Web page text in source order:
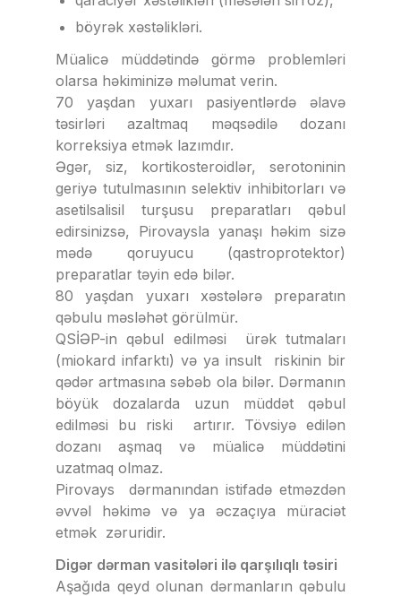
böyrək xəstəlikləri.
Müalicə müddətində görmə problemləri
olarsa həkiminizə məlumat verin.
70 yaşdan yuxarı pasiyentlərdə əlavə
təsirləri azaltmaq məqsədilə dozanı
korreksiya etmək lazımdır.
Əgər, siz, kortikosteroidlər, serotoninin
geriyə tutulmasının selektiv inhibitorları və
asetilsalisil turşusu preparatları qəbul
edirsinizsə, Pirovaysla yanaşı həkim sizə
mədə qoruyucu (qastroprotektor)
preparatlar təyin edə bilər.
80 yaşdan yuxarı xəstələrə preparatın
qəbulu məsləhət görülmür.
QSİƏP-in qəbul edilməsi ürək tutmaları
(miokard infarktı) və ya insult riskinin bir
qədər artmasına səbəb ola bilər. Dərmanın
böyük dozalarda uzun müddət qəbul
edilməsi bu riski artırır. Tövsiyə edilən
dozanı aşmaq və müalicə müddətini
uzatmaq olmaz.
Pirovays dərmanından istifadə etməzdən
əvvəl həkimə və ya əczaçıya müraciət
etmək zəruridir.
Digər dərman vasitələri ilə qarşılıqlı təsiri
Aşağıda qeyd olunan dərmanların qəbulu